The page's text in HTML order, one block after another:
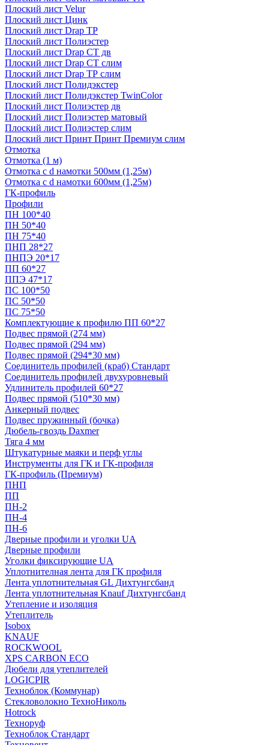
Плоский лист Velur
Плоский лист Цинк
Плоский лист Drap ТР
Плоский лист Полиэстер
Плоский лист Drap СТ дв
Плоский лист Drap СТ слим
Плоский лист Drap ТР слим
Плоский лист Полидэкстер
Плоский лист Полидэкстер TwinColor
Плоский лист Полиэстер дв
Плоский лист Полиэстер матовый
Плоский лист Полиэстер слим
Плоский лист Принт Принт Премиум слим
Отмотка
Отмотка (1 м)
Отмотка с d намотки 500мм (1,25м)
Отмотка с d намотки 600мм (1,25м)
ГК-профиль
Профили
ПН 100*40
ПН 50*40
ПН 75*40
ПНП 28*27
ПНПЭ 20*17
ПП 60*27
ППЭ 47*17
ПС 100*50
ПС 50*50
ПС 75*50
Комплектующие к профилю ПП 60*27
Подвес прямой (274 мм)
Подвес прямой (294 мм)
Подвес прямой (294*30 мм)
Соединитель профилей (краб) Стандарт
Соединитель профилей двухуровневый
Удлинитель профилей 60*27
Подвес прямой (510*30 мм)
Анкерный подвес
Подвес пружинный (бочка)
Дюбель-гвоздь Daxmer
Тяга 4 мм
Штукатурные маяки и перф углы
Инструменты для ГК и ГК-профиля
ГК-профиль (Премиум)
ПНП
ПП
ПН-2
ПН-4
ПН-6
Дверные профили и уголки UA
Дверные профили
Уголки фиксирующие UA
Уплотнителная лента для ГК профиля
Лента уплотнительная GL Дихтунгсбанд
Лента уплотнительная Knauf Дихтунгсбанд
Утепление и изоляция
Утеплитель
Isobox
KNAUF
ROCKWOOL
XPS CARBON ECO
Дюбели для утеплителей
LOGICPIR
Техноблок (Коммунар)
Стекловолокно ТехноНиколь
Hotrock
Технoруф
Техноблок Стандарт